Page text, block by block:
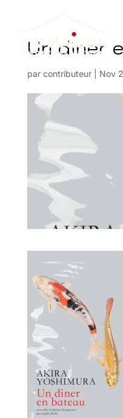
Un diner
par contributeur| Nov